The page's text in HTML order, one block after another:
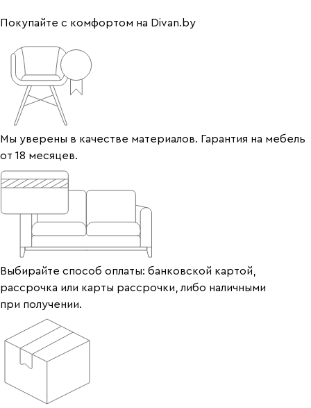
Покупайте с комфортом на Divan.by
Мы уверены в качестве материалов. Гарантия на мебель
от 18 месяцев.
Выбирайте способ оплаты: банковской картой,
рассрочка или карты рассрочки, либо наличными
при получении.